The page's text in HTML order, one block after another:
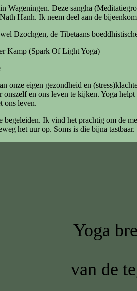
Wageningen. Deze sangha
Hanh. Ik neem deel aan de
Dzochgen, de Tibetaans
Kamp (Spark Of Light Yoga)
onze eigen gezondheid en
en ons leven te kijken. Yoga
ons leven.
Ik vind het prachtig om de
het uur op. Soms is die bijna tastbaar.
Yoga
van de